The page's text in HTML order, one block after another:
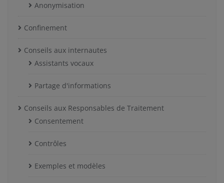
Anonymisation
Confinement
Conseils aux internautes
Assistants vocaux
Partage d'informations
Conseils aux Responsables de Traitement
Consentement
Contrôles
Exemples et modèles